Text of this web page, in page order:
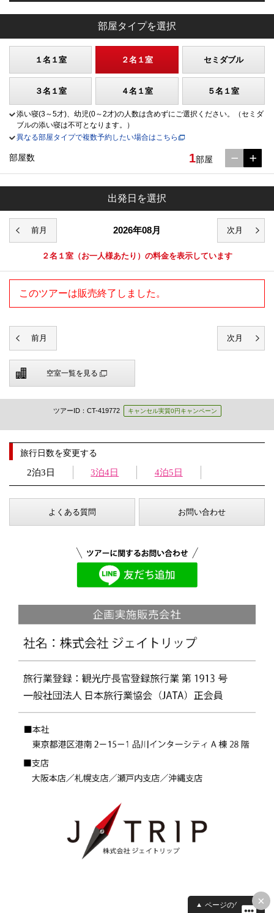
部屋タイプを選択
１名１室 ２名１室 セミダブル
３名１室 ４名１室 ５名１室
添い寝(3～5才)、幼児(0～2才)の人数は含めずにご選択ください。（セミダ
ブルの添い寝は不可となります。）
異なる部屋タイプで複数予約したい場合はこちら
部屋数 1部屋
出発日を選択
2026年08月
２名１室 （お一人様あたり）の料金を表示しています
このツアーは販売終了しました。
空室一覧を見る
ツアーID：CT-419772 キャンセル実質0円キャンペーン
旅行日数を変更する
2泊3日 3泊4日 4泊5日
よくある質問 お問い合わせ
×
ページの先頭へ